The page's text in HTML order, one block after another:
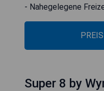
- Nahegelegene
Super 8 by